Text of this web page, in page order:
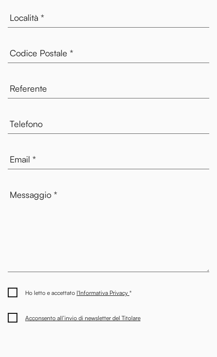
Ho letto e accettato l'Informativa Privacy *
Acconsento all’invio di newsletter del Titolare